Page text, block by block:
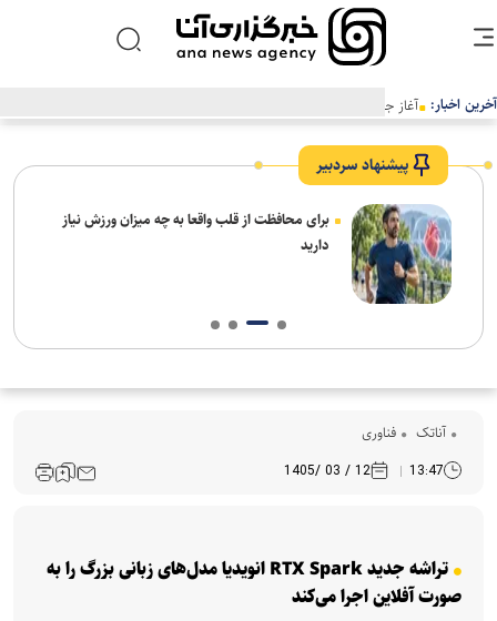
آخرین اخبار: آغاز جشنواره سالانه «پوکو کارناوال ۲۰۲۶» هم‌زمان با هشتمین سالگرد پوکو
پیشنهاد سردبیر
برای محافظت از قلب واقعا به چه میزان ورزش نیاز
دارید
آناتک فناوری
13:47
12 / 03 /1405
تراشه جدید RTX Spark انویدیا مدل‌های زبانی بزرگ را به
صورت آفلاین اجرا می‌کند